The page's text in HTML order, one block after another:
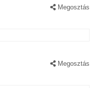
Megosztás
Megosztás